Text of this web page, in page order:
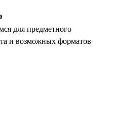
для предметного
и возможных форматов